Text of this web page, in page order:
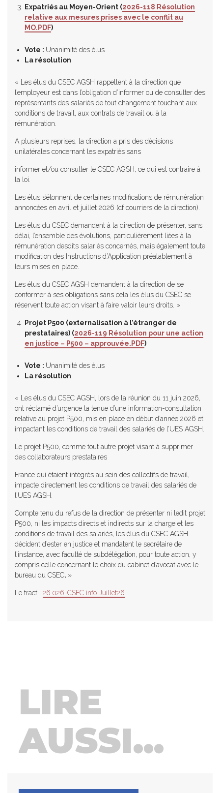
Expatriés au Moyen-Orient (2026-118 Résolution
relative aux mesures prises avec le conflit au
MO.PDF)
Vote : Unanimité des élus
La résolution
« Les élus du CSEC AGSH rappellent à la direction que
l’employeur est dans l’obligation d’informer ou de consulter des
représentants des salariés de tout changement touchant aux
conditions de travail, aux contrats de travail ou à la
rémunération.
A plusieurs reprises, la direction a pris des décisions
unilatérales concernant les expatriés sans
informer et/ou consulter le CSEC AGSH, ce qui est contraire à
la loi.
Les élus s’étonnent de certaines modifications de rémunération
annoncées en avril et juillet 2026 (cf courriers de la direction).
Les élus du CSEC demandent à la direction de présenter, sans
délai, l’ensemble des évolutions, particulièrement liées à la
rémunération desdits salariés concernés, mais également toute
modification des Instructions d’Application préalablement à
leurs mises en place.
Les élus du CSEC AGSH demandent à la direction de se
conformer à ses obligations sans cela les élus du CSEC se
réservent toute action visant à faire valoir leurs droits. »
Projet P500 (externalisation à l’étranger de
prestataires) (2026-119 Résolution pour une action
en justice – P500 – approuvée.PDF)
Vote : Unanimité des élus
La résolution
« Les élus du CSEC AGSH, lors de la réunion du 11 juin 2026,
ont réclamé d’urgence la tenue d’une information-consultation
relative au projet P500, mis en place en début d’année 2026 et
impactant les conditions de travail des salariés de l’UES AGSH.
Le projet P500, comme tout autre projet visant à supprimer
des collaborateurs prestataires
France qui étaient intégrés au sein des collectifs de travail,
impacte directement les conditions de travail des salariés de
l’UES AGSH.
Compte tenu du refus de la direction de présenter ni ledit projet
P500, ni les impacts directs et indirects sur la charge et les
conditions de travail des salariés, les élus du CSEC AGSH
décident d’ester en justice et mandatent le secrétaire de
l’instance, avec faculté de subdélégation, pour toute action, y
compris celle concernant le choix du cabinet d’avocat avec le
bureau du CSEC. »
Le tract : 26.026-CSEC info Juillet26
LIRE
AUSSI...